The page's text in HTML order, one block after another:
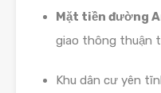
Mặt tiền đường
giao thông thuận
Khu dân cư yên